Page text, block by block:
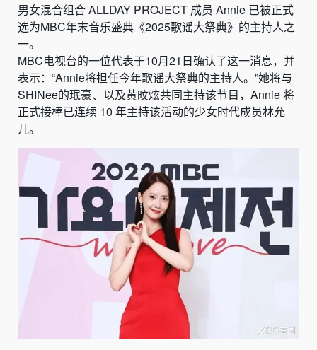
男女混合组合 ALLDAY PROJECT 成员 Annie 已被正式
选为MBC年末音乐盛典《2025歌谣大祭典》的主持人之
一。
MBC电视台的一位代表于10月21日确认了这一消息，并
表示：“Annie将担任今年歌谣大祭典的主持人。”她将与
SHINee的珉豪、以及黄旼炫共同主持该节目，Annie 将
正式接棒已连续 10 年主持该活动的少女时代成员林允
儿。